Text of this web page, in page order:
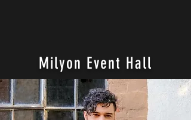
Milyon Event Hall